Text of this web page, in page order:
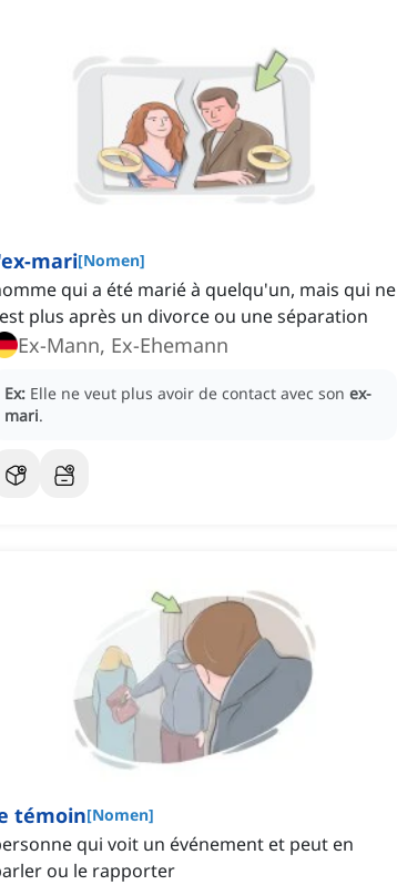
mari[Nomen]
qui a été marié à quelqu'un, mais qui ne
plus après un divorce ou une séparation
Ex-Mann, Ex-Ehemann
Ex: Elle ne veut plus avoir de contact avec son ex-
mari.
témoin[Nomen]
qui voit un événement et peut en
ou le rapporter